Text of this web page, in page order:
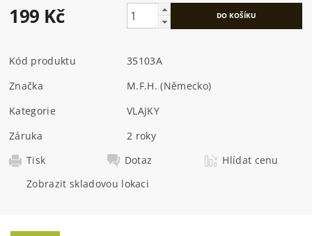
199 Kč
Kód produktu
35103A
Značka
M.F.H. (Německo)
Kategorie
VLAJKY
Záruka
2 roky
Tisk
Dotaz
Hlídat cenu
Zobrazit skladovou lokaci